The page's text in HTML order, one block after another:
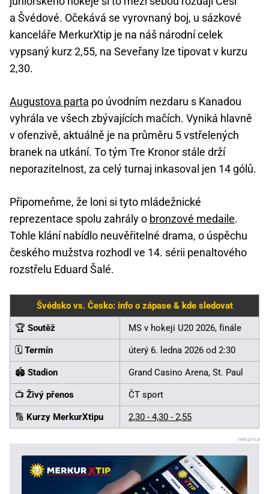
a Švédové. Očekává se vyrovnaný boj, u sázkové
kanceláře MerkurXtip je na náš národní celek
vypsaný kurz 2,55, na Seveřany lze tipovat v kurzu
2,30.
Augustova parta po úvodním nezdaru s Kanadou
vyhrála ve všech zbývajících mačích. Vyniká hlavně
v ofenzivě, aktuálně je na průměru 5 vstřelených
branek na utkání. To tým Tre Kronor stále drží
neporazitelnost, za celý turnaj inkasoval jen 14 gólů.
Připomeňme, že loni si tyto mládežnické
reprezentace spolu zahrály o bronzové medaile.
Tohle klání nabídlo neuvěřitelné drama, o úspěchu
českého mužstva rozhodl ve 14. sérii penaltového
rozstřelu Eduard Šalé.
Švédsko vs. Česko: info o zápase & kde sledovat
🏆 Soutěž MS v hokeji U20 2026, finále
🗓️ Termín úterý 6. ledna 2026 od 2:30
🏟️ Stadion Grand Casino Arena, St. Paul
📺 Živý přenos ČT sport
🔢 Kurzy MerkurXtipu 2,30 - 4,30 - 2,55